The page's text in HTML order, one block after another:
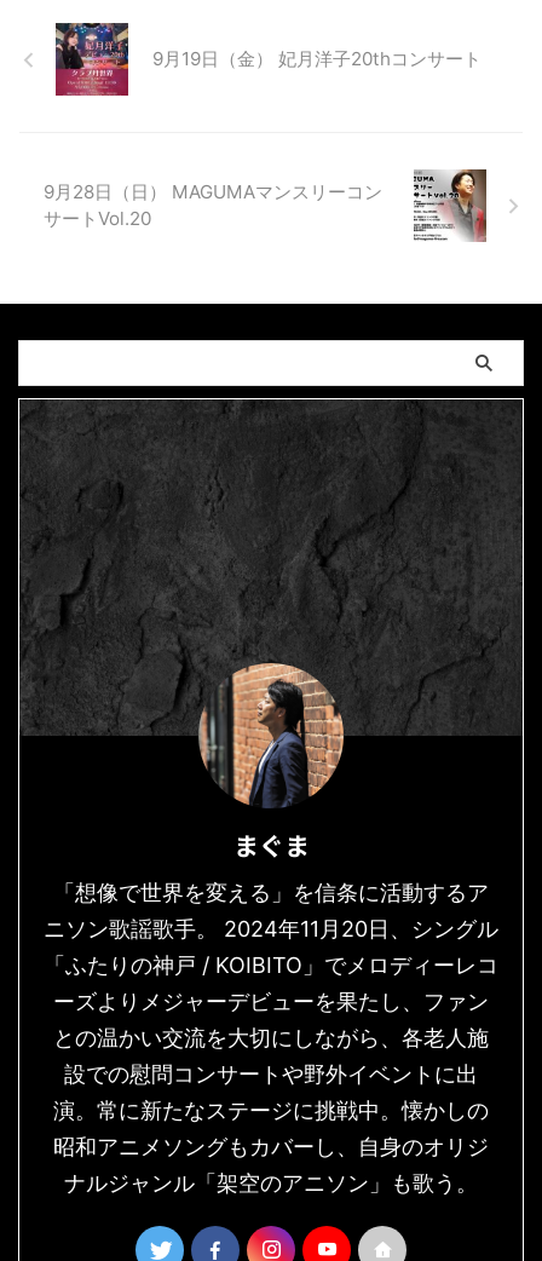
9月19日（金） 妃月洋子20thコンサート
9月28日（日） MAGUMAマンスリーコン
サートVol.20
まぐま
「想像で世界を変える」を信条に活動するア
ニソン歌謡歌手。 2024年11月20日、シングル
「ふたりの神戸 / KOIBITO」でメロディーレコ
ーズよりメジャーデビューを果たし、ファン
との温かい交流を大切にしながら、各老人施
設での慰問コンサートや野外イベントに出
演。常に新たなステージに挑戦中。懐かしの
昭和アニメソングもカバーし、自身のオリジ
ナルジャンル「架空のアニソン」も歌う。